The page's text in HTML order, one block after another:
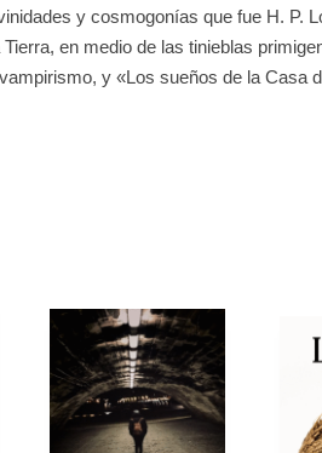
y cosmogonías que fue H. P.
en medio de las tinieblas
y «Los sueños de la Casa